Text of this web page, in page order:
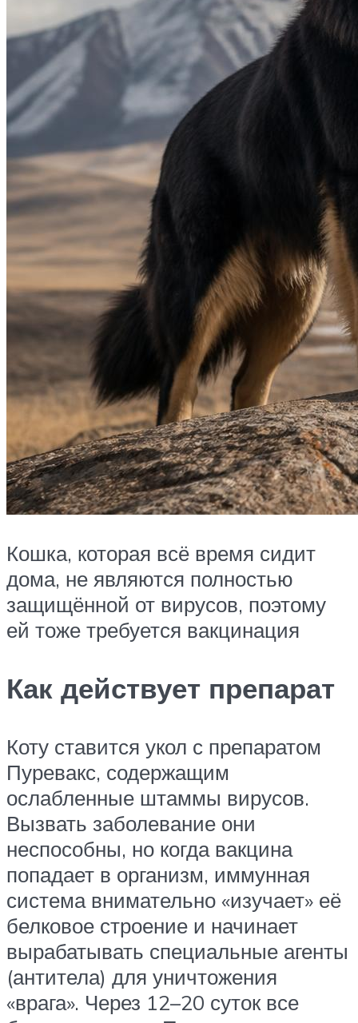
Кошка, которая всё время сидит
дома, не являются полностью
защищённой от вирусов, поэтому
ей тоже требуется вакцинация
Как действует препарат
Коту ставится укол с препаратом
Пуревакс, содержащим
ослабленные штаммы вирусов.
Вызвать заболевание они
неспособны, но когда вакцина
попадает в организм, иммунная
система внимательно «изучает» её
белковое строение и начинает
вырабатывать специальные агенты
(антитела) для уничтожения
«врага». Через 12–20 суток все